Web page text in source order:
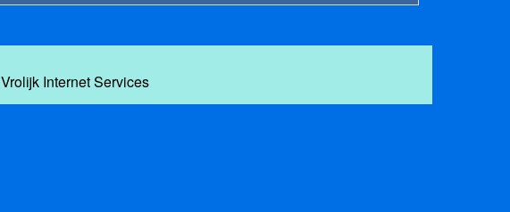
Vrolijk Internet Services